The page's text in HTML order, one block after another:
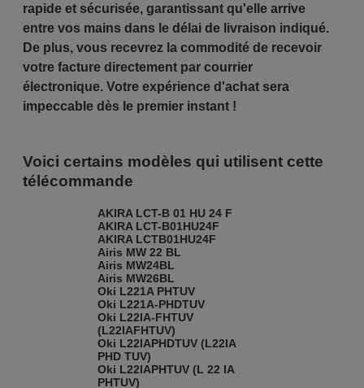
rapide et sécurisée, garantissant qu'elle arrive
entre vos mains dans le délai de livraison indiqué.
De plus, vous recevrez la commodité de recevoir
votre facture directement par courrier
électronique. Votre expérience d'achat sera
impeccable dès le premier instant !
Voici certains modèles qui utilisent cette
télécommande
AKIRA LCT-B 01 HU 24 F
AKIRA LCT-B01HU24F
AKIRA LCTB01HU24F
Airis MW 22 BL
Airis MW24BL
Airis MW26BL
Oki L221A PHTUV
Oki L221A-PHDTUV
Oki L22IA-FHTUV
(L22IAFHTUV)
Oki L22IAPHDTUV (L22IA
PHD TUV)
Oki L22IAPHTUV (L 22 IA
PHTUV)